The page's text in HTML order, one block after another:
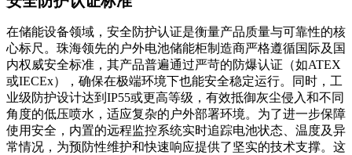
在储能设备领域，安全防护认证是衡量产品质量与可靠性的核
心标尺。珠海领先的户外电池储能柜制造商严格遵循国际及国
内权威安全标准，其产品普遍通过严苛的防爆认证（如ATEX
或IECEx），确保在极端环境下也能安全稳定运行。同时，工
业级防护设计达到IP55或更高等级，有效抵御灰尘侵入和不同
角度的低压喷水，适应复杂的户外部署环境。为了进一步保障
使用安全，内置的远程监控系统实时追踪电池状态、温度及异
常情况，为预防性维护和快速响应提供了坚实的技术支撑。这